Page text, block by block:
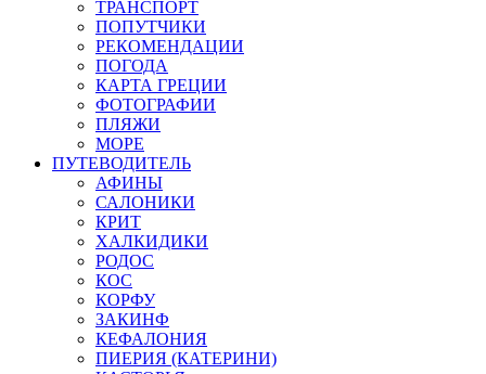
ТРАНСПОРТ
ПОПУТЧИКИ
РЕКОМЕНДАЦИИ
ПОГОДА
КАРТА ГРЕЦИИ
ФОТОГРАФИИ
ПЛЯЖИ
МОРЕ
ПУТЕВОДИТЕЛЬ
АФИНЫ
САЛОНИКИ
КРИТ
ХАЛКИДИКИ
РОДОС
КОС
КОРФУ
ЗАКИНФ
КЕФАЛОНИЯ
ПИЕРИЯ (КАТЕРИНИ)